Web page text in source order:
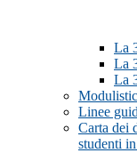
La
La
La
Linee
Carta dei
studenti